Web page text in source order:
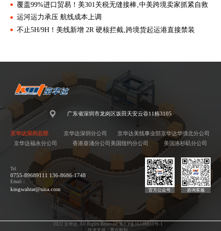
覆盖99%进口贸易！美301关税无缝接棒‚中美跨境卖家抓紧自救
运河运力承压 航线成本上调
不止5H/9H！美线新增 2R 硬核拦截‚跨境货起运港直接禁装
广东省深圳市龙岗区坂田天安云谷11栋3105
京华达深圳总部 京华达深圳分公司 京华达美线事业部京华达华强北分公司
京华达福永分公司
香港葵涌分公司美国纽约分公司 美国洛杉矶分公司
Tel
0755-89689111 136-8686-1748
Email：
kingwahtat@sina.com 官方公众号 咨询客服
2022 京华达. All Rights Reserved 粤ICP备16108815号-1